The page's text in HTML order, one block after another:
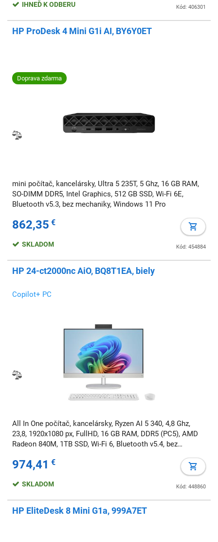
Kód: 406301
IHNEĎ K ODBERU
HP ProDesk 4 Mini G1i AI, BY6Y0ET
Doprava zdarma
mini počítač, kancelársky, Ultra 5 235T, 5 Ghz, 16 GB RAM,
SO-DIMM DDR5, Intel Graphics, 512 GB SSD, Wi-Fi 6E,
Bluetooth v5.3, bez mechaniky, Windows 11 Pro
862,35 €
Kód: 454884
SKLADOM
HP 24-ct2000nc AiO, BQ8T1EA, biely
Copilot+ PC
All In One počítač, kancelársky, Ryzen AI 5 340, 4,8 Ghz,
23,8, 1920x1080 px, FullHD, 16 GB RAM, DDR5 (PC5), AMD
Radeon 840M, 1TB SSD, Wi-Fi 6, Bluetooth v5.4, bez
974,41 €
Kód: 448860
SKLADOM
HP EliteDesk 8 Mini G1a, 999A7ET